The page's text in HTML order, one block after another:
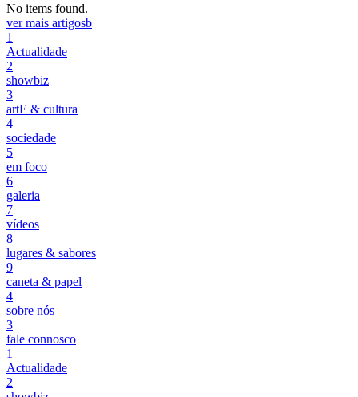
No items found.
ver mais artigosb
1
Actualidade
2
showbiz
3
artE & cultura
4
sociedade
5
em foco
6
galeria
7
vídeos
8
lugares & sabores
9
caneta & papel
4
sobre nós
3
fale connosco
1
Actualidade
2